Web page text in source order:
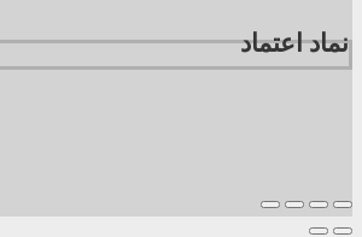
نماد اعتماد